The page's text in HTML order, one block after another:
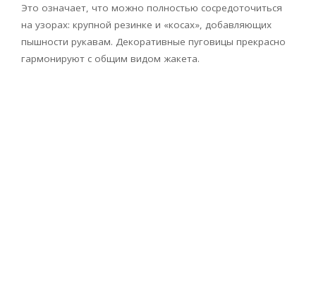
Это означает, что можно полностью сосредоточиться
на узорах: крупной резинке и «косах», добавляющих
пышности рукавам. Декоративные пуговицы прекрасно
гармонируют с общим видом жакета.